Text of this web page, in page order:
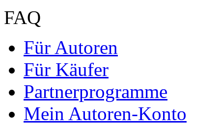
FAQ
Für Autoren
Für Käufer
Partnerprogramme
Mein Autoren-Konto